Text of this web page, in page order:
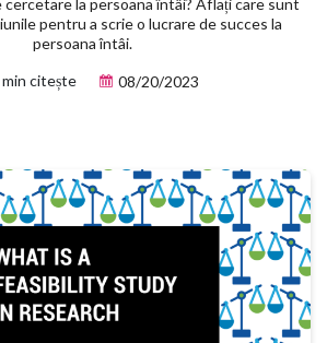
cercetare la persoana întâi? Aflați care sunt
pentru a scrie o lucrare de succes la
persoana întâi.
min citește
08/20/2023